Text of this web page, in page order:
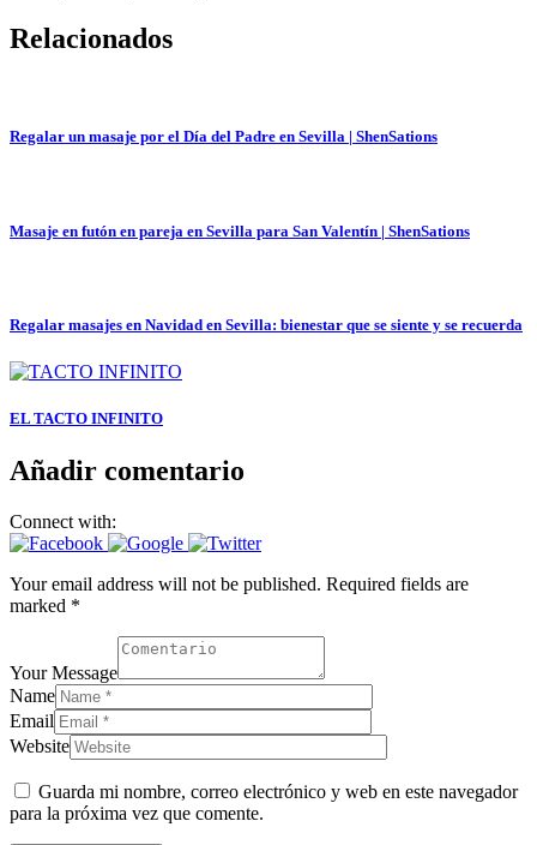
Relacionados
Regalar un masaje por el Día del Padre en Sevilla | ShenSations
Masaje en futón en pareja en Sevilla para San Valentín | ShenSations
Regalar masajes en Navidad en Sevilla: bienestar que se siente y se recuerda
EL TACTO INFINITO
Añadir comentario
Connect with:
Your email address will not be published. Required fields are
marked *
Your Message
Name
Email
Website
Guarda mi nombre, correo electrónico y web en este navegador
para la próxima vez que comente.